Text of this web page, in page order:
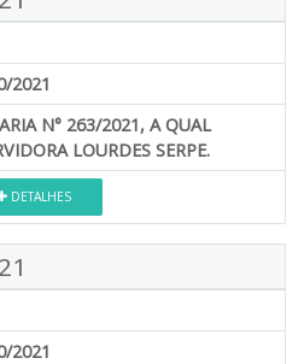
2021
N° 263/2021, A QUAL
LOURDES SERPE.
DETALHES
2021